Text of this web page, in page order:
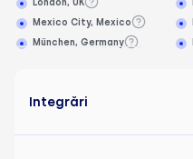
London, UK
Mexico City, Mexico
München, Germany
Integrări